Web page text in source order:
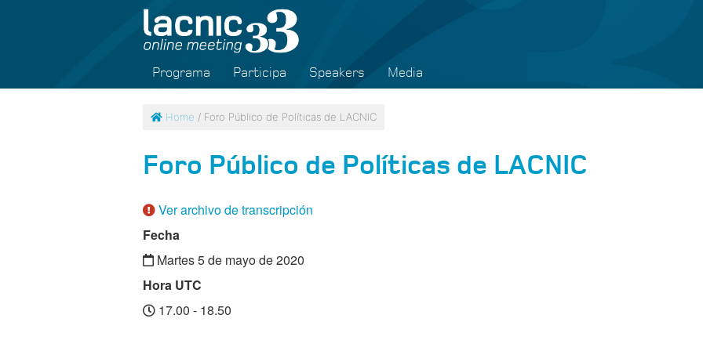
Programa Participa Speakers Media
Home / Foro Público de Políticas de LACNIC
Foro Público de Políticas de LACNIC
Ver archivo de transcripción
Fecha
Martes 5 de mayo de 2020
Hora UTC
17.00 - 18.50